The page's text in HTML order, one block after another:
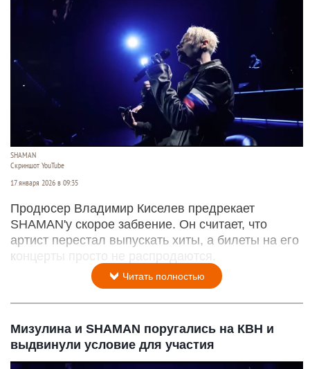
SHAMAN
Скриншот YouTube
17 января 2026 в 09:35
Продюсер Владимир Киселев предрекает
SHAMAN'у скорое забвение. Он считает, что
артист перестал выпускать хиты, а билеты на его
концерты просто не распродаются.
Читать полностью
Мизулина и SHAMAN поругались на КВН и
выдвинули условие для участия